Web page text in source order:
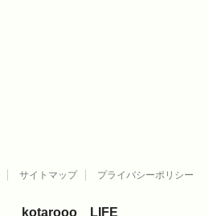
サイトマップ プライバシーポリシー
kotarooo LIFE